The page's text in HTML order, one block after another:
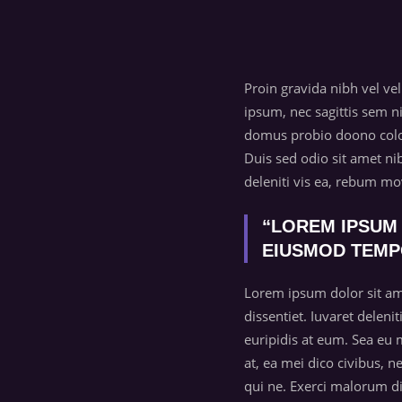
Proin gravida nibh vel
ipsum, nec sagittis sem
domus probio doono
Duis sed odio sit amet
deleniti vis ea, rebum
“LOREM
EIUSMOD
Lorem ipsum dolor sit
dissentiet. Iuvaret
euripidis at eum. Sea
at, ea mei dico civibus,
qui ne. Exerci malorum